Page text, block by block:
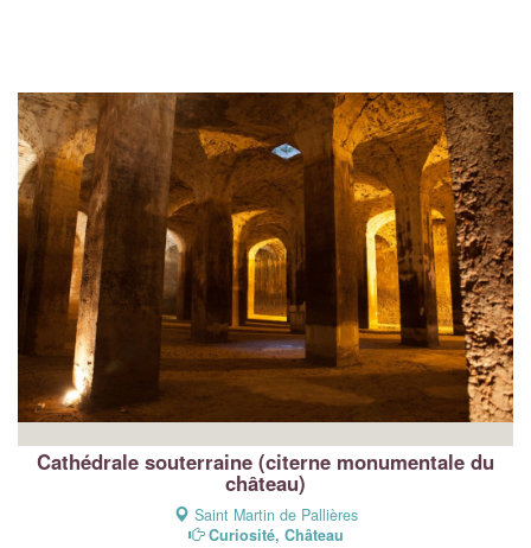
Cathédrale souterraine (citerne monumentale du
château)
Saint Martin de Pallières
Curiosité, Château